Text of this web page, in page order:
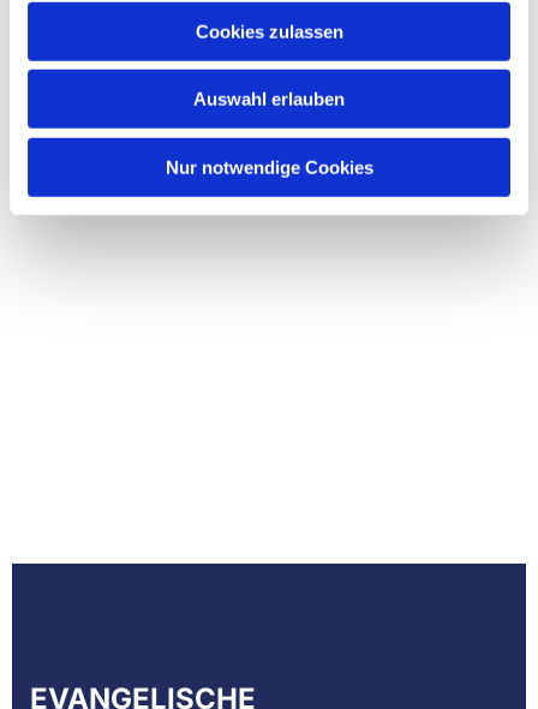
Cookies zulassen
Auswahl erlauben
Nur notwendige Cookies
EVANGELISCHE